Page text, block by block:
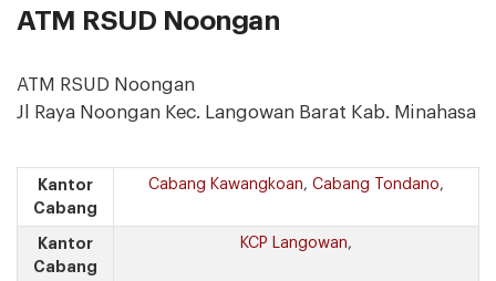
ATM RSUD Noongan
ATM RSUD Noongan
Jl Raya Noongan Kec. Langowan Barat Kab. Minahasa
Kantor
Cabang
Cabang Kawangkoan, Cabang Tondano,
Kantor
Cabang
KCP Langowan,